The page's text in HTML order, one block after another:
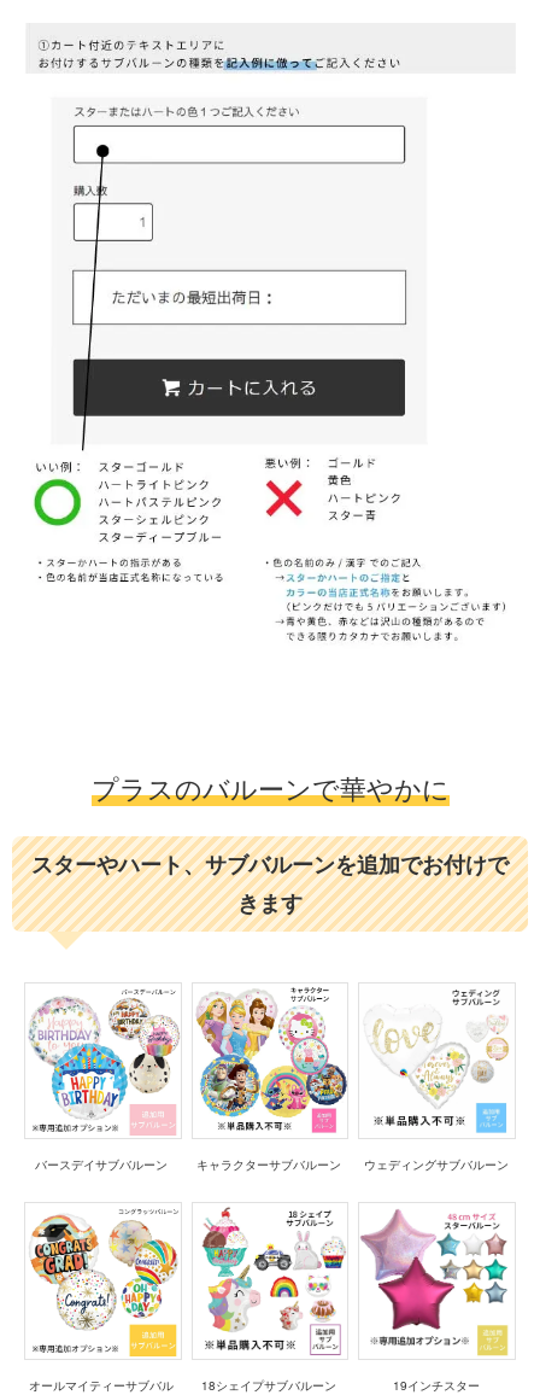
プラスのバルーンで華やかに
スターやハート、サブバルーンを追加でお付けで
きます
バースデイサブバルーン キャラクターサブバルーン ウェディングサブバルーン
オールマイティーサブバル
18シェイプサブバルーン 19インチスター